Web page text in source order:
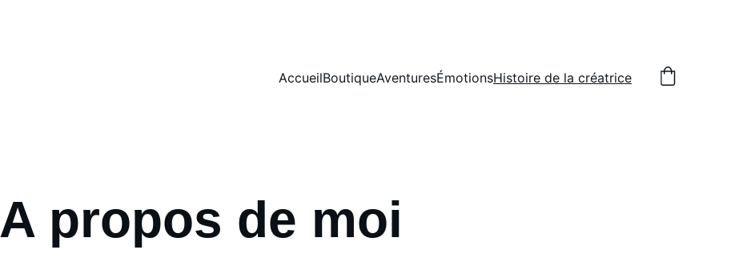
AccueilBoutiqueAventuresÉmotionsHistoire de la créatrice
A propos de moi